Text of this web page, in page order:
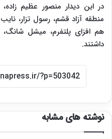
در این دیدار منصور عظیم
منطقه آزاد قشم، رسول تزار،
هم افزای پلتفرم، میشل
داشتند.
نوشته های مشابه